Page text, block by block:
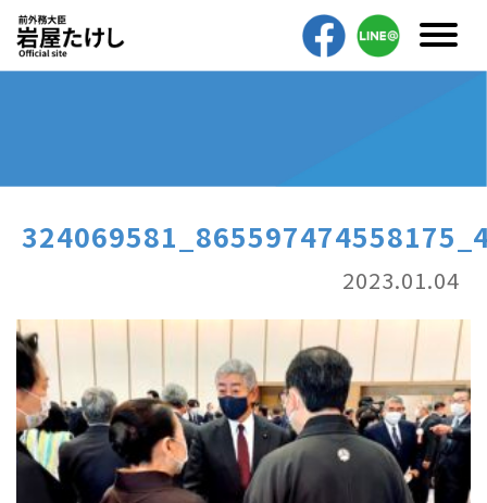
2023.01.04